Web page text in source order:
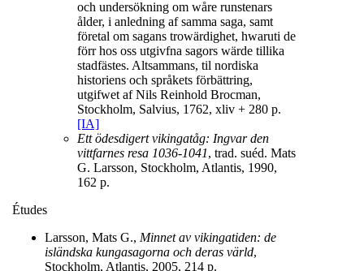
och undersökning om wåre runstenars
ålder, i anledning af samma saga, samt
företal om sagans trowärdighet, hwaruti de
förr hos oss utgivfna sagors wärde tillika
stadfästes. Altsammans, til nordiska
historiens och språkets förbättring,
utgifwet af Nils Reinhold Brocman,
Stockholm, Salvius, 1762, xliv + 280 p.
[IA]
Ett ödesdigert vikingatåg: Ingvar den
vittfarnes resa 1036-1041, trad. suéd. Mats
G. Larsson, Stockholm, Atlantis, 1990,
162 p.
Études
Larsson, Mats G., Minnet av vikingatiden: de
isländska kungasagorna och deras värld,
Stockholm, Atlantis, 2005, 214 p.